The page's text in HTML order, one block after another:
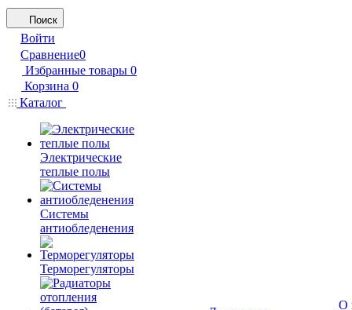
Поиск
Войти
Сравнение0
Избранные товары 0
Корзина 0
Каталог
Электрические
теплые полы
Системы
антиобледенения
Терморегуляторы
О